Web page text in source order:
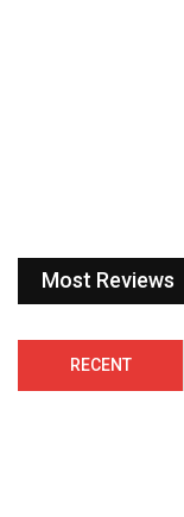
Most Reviews
RECENT